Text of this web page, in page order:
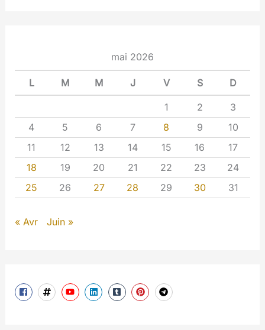
mai 2026
L M M J V S D
1 2
3
4
5 6 7 8 9
10
11
12 13 14 15 16
17
18
19 20 21 22 23
24
25
26 27 28 29 30 31
« Avr Juin »